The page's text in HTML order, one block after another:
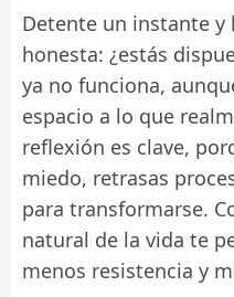
Detente un instante y
honesta: ¿estás
ya no funciona,
espacio a lo que
reflexión es clave,
miedo, retrasas
para transformarse.
natural de la vida te
menos resistencia y